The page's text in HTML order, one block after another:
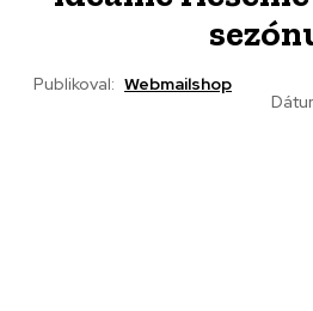
Publikoval: Webmailshop